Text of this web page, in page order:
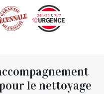
le nettoyage